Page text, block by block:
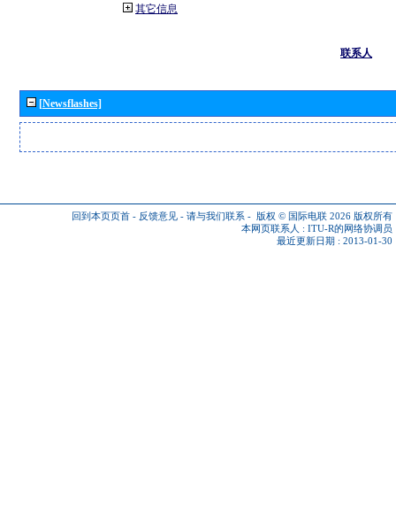
其它信息
联系人
[Newsflashes]
回到本页页首 - 反馈意见 - 请与我们联系 - 版权 © 国际电联 2026 版权所有
本网页联系人 : ITU-R的网络协调员
最近更新日期 : 2013-01-30